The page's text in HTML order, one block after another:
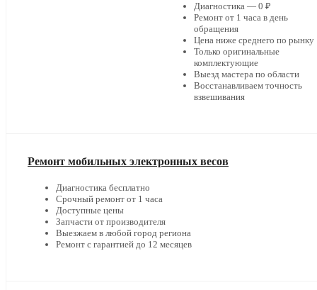
Диагностика — 0 ₽
Ремонт от 1 часа в день
обращения
Цена ниже среднего по рынку
Только оригинальные
комплектующие
Выезд мастера по области
Восстанавливаем точность
взвешивания
Ремонт мобильных электронных весов
Диагностика бесплатно
Срочный ремонт от 1 часа
Доступные цены
Запчасти от производителя
Выезжаем в любой город региона
Ремонт с гарантией до 12 месяцев